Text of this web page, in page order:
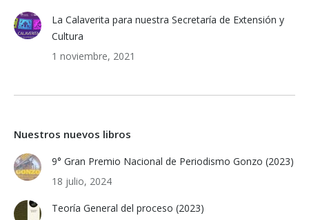
La Calaverita para nuestra Secretaría de Extensión y
Cultura
1 noviembre, 2021
Nuestros nuevos libros
9° Gran Premio Nacional de Periodismo Gonzo (2023)
18 julio, 2024
Teoría General del proceso (2023)